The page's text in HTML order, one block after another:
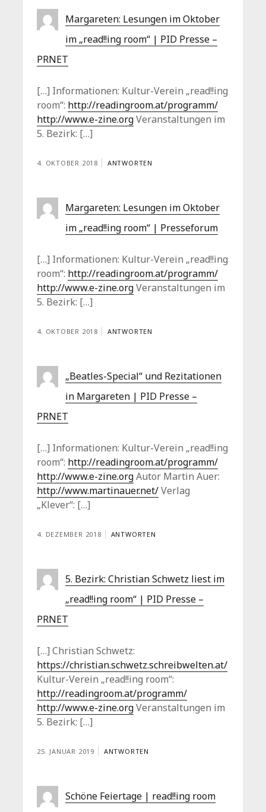
Margareten: Lesungen im Oktober
im „read!!ing room“ | PID Presse –
PRNET
[…] Informationen: Kultur-Verein „read!!ing
room“: http://readingroom.at/programm/
http://www.e-zine.orgVeranstaltungen im
5. Bezirk: […]
4. OKTOBER 2018 ANTWORTEN
Margareten: Lesungen im Oktober
im „read!!ing room“ | Presseforum
[…] Informationen: Kultur-Verein „read!!ing
room“: http://readingroom.at/programm/
http://www.e-zine.orgVeranstaltungen im
5. Bezirk: […]
4. OKTOBER 2018 ANTWORTEN
„Beatles-Special“ und Rezitationen
in Margareten | PID Presse –
PRNET
[…] Informationen: Kultur-Verein „read!!ing
room“: http://readingroom.at/programm/
http://www.e-zine.orgAutor Martin Auer:
http://www.martinauer.net/Verlag
„Klever“: […]
4. DEZEMBER 2018 ANTWORTEN
5. Bezirk: Christian Schwetz liest im
„read!!ing room“ | PID Presse –
PRNET
[…] Christian Schwetz:
https://christian.schwetz.schreibwelten.at/
Kultur-Verein „read!!ing room“:
http://readingroom.at/programm/
http://www.e-zine.orgVeranstaltungen im
5. Bezirk: […]
25. JANUAR 2019 ANTWORTEN
Schöne Feiertage | read!!ing room